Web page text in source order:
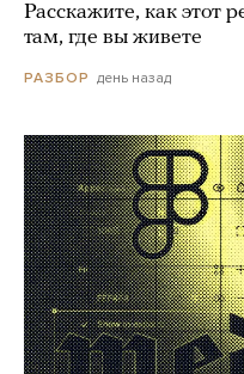
Расскажите, как этот
там, где вы живете
РАЗБОР день назад